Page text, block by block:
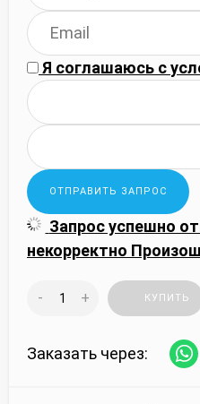
Я соглашаюсь с
Запрос успешно
некорректно
- + КУПИТЬ
Заказать через: